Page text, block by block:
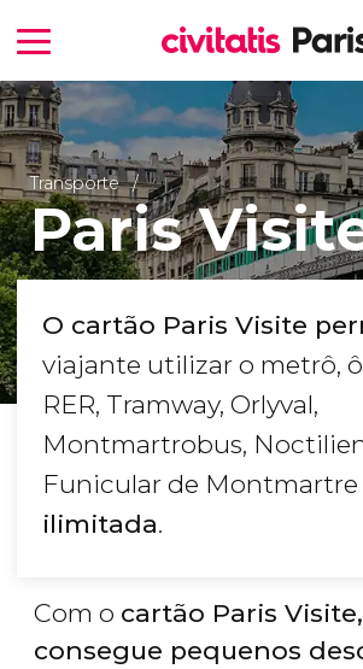
Transporte
Paris
O cartão Paris Visite
viajante utilizar o metrô,
RER, Tramway, Orlyval,
Montmartrobus,
Funicular de Montmartre
ilimitada.
Com o cartão Paris
consegue pequenos